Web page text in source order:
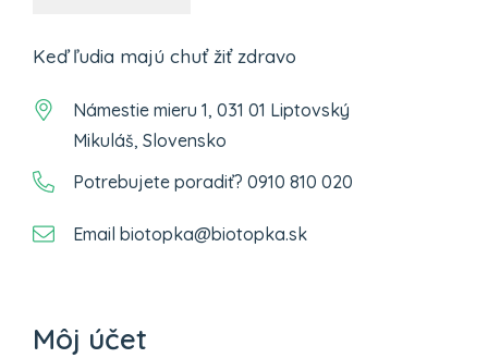
Keď ľudia majú chuť žiť zdravo
Námestie mieru 1, 031 01 Liptovský
Mikuláš, Slovensko
Potrebujete poradiť? 0910 810 020
Email biotopka@biotopka.sk
Môj účet